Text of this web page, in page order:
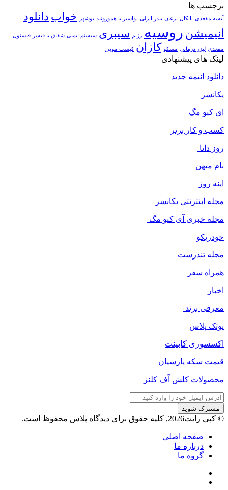
برچسب ها
آبسه مقعدی بایکال برغان بندر انزلی بواسیر یا هموروئید بوشهر خواب دانلود
انیمیشن روسیه رژیم سیبری سیستم ایمنی شقاق یا فیشر فیستول
مقعدی لیزر درمانی مسکو کازان کیست مویی
لینک های پیشنهادی
دانلود انیمه جدید
یکانسر
ای کیو مگ
کسب و کار برتر
روز داتا
بام میهن
اینه روز
مجله اینترنتی یکانسر
مجله خبری آی کیو مگ
خودریکو
مجله‌ تندرست
همراه سفر
اخبار
معرفی برند
نوتک پلاس
اکسسوری کابینت
قیمت سکه پارسیان
محصولات کلش آف کلنز
آدرس
ایمیل
خود
وارد
کنید
© کپی رایت2026, کلیه حقوق برای دیدگاه پلاس محفوظ است.
صفحه اصلی
درباره ما
گروه ما